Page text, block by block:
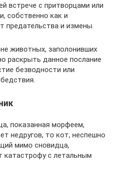
встрече с притворцами или
собственно как и
предательства и измены.
животных, заполонивших
раскрыть данное послание
безводности или
показанная морфеем,
недругов, то кот, неспешно
мимо сновидца,
катастрофу с летальным